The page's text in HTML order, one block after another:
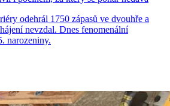
odehrál 1750 zápasů ve dvouhře a
nevzdal. Dnes fenomenální
narozeniny.